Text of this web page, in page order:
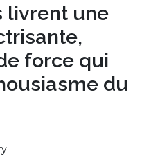
livrent une
force qui
du